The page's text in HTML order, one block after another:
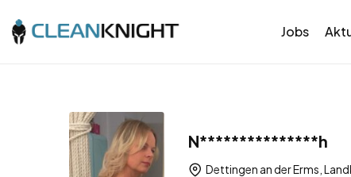
Jobs
N***************h
Dettingen an der Erms,